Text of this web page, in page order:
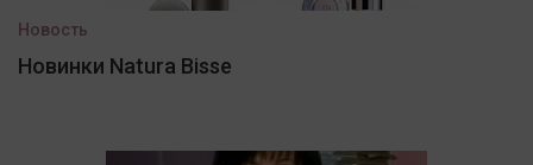
Новость
Новинки Natura Bisse